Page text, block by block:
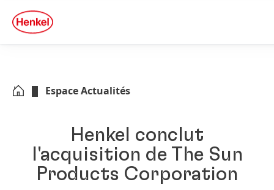
Skip to footer
quick
search
Espace Actualités
Henkel conclut
l'acquisition de The Sun
Products Corporation